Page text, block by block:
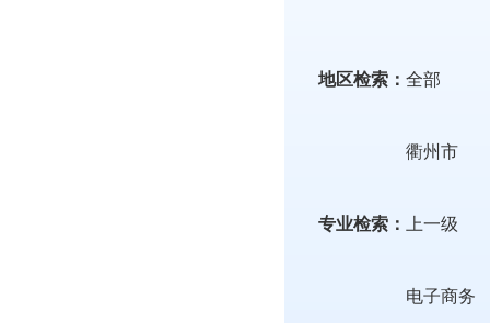
地区检索： 全部
衢州市
专业检索： 上一级
电子商务